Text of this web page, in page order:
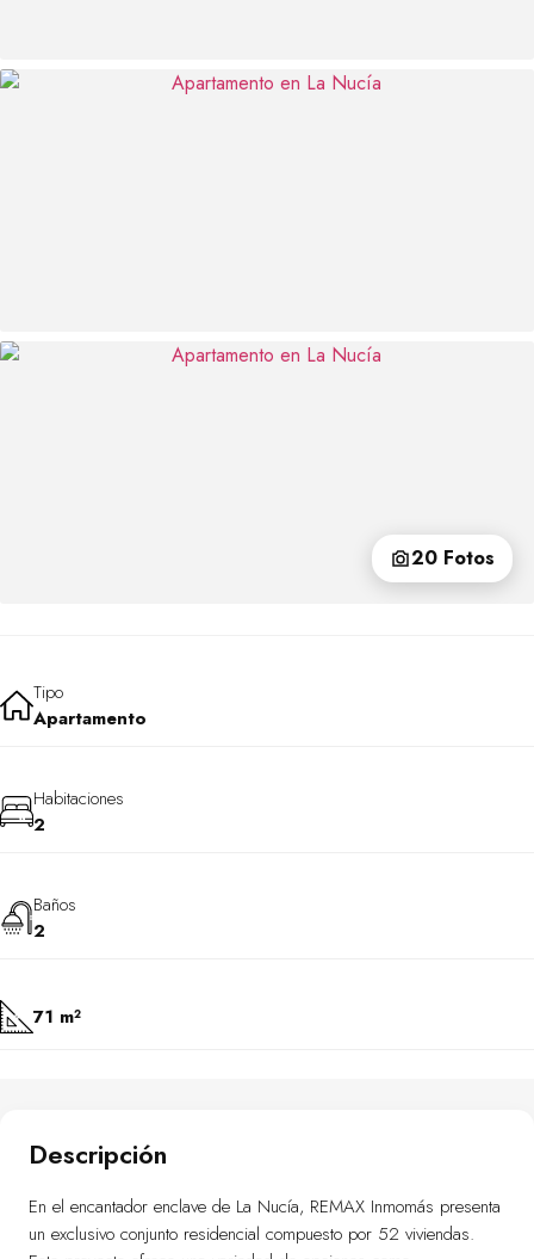
20 Fotos
Tipo
Apartamento
Habitaciones
2
Baños
2
71 m²
Descripción
En el encantador enclave de La Nucía, REMAX Inmomás presenta
un exclusivo conjunto residencial compuesto por 52 viviendas.